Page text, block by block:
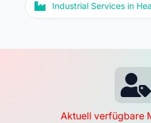
 Industrial Services in

Aktuell verfügbare